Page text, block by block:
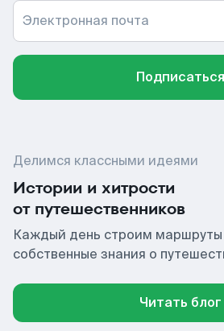
Электронная почта
Подписаться
Делимся классными идеями
Истории и хитрости
от путешественников
Каждый день строим маршруты
собственные знания о
Читать блог